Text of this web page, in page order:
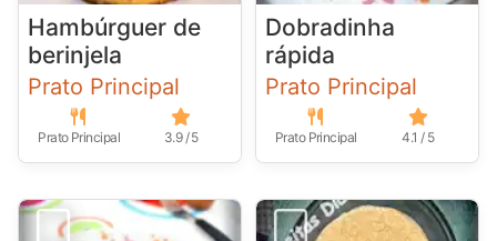
Hambúrguer de
berinjela
Prato Principal
Prato Principal 3.9 / 5
Dobradinha
rápida
Prato Principal
Prato Principal 4.1 / 5